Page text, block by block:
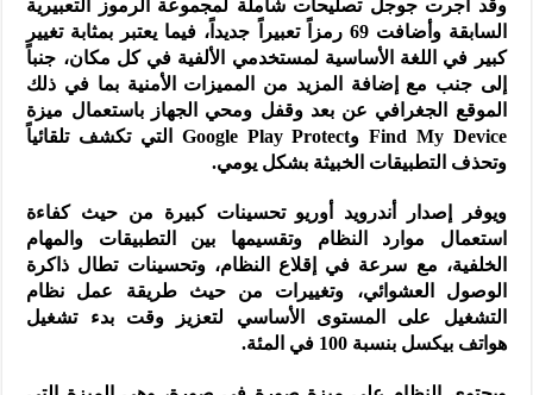
وقد أجرت جوجل تصليحات شاملة لمجموعة الرموز التعبيرية
السابقة وأضافت 69 رمزاً تعبيراً جديداً، فيما يعتبر بمثابة تغيير
كبير في اللغة الأساسية لمستخدمي الألفية في كل مكان، جنباً
إلى جنب مع إضافة المزيد من المميزات الأمنية بما في ذلك
الموقع الجغرافي عن بعد وقفل ومحي الجهاز باستعمال ميزة
Find My Device وGoogle Play Protect التي تكشف تلقائياً
وتحذف التطبيقات الخبيثة بشكل يومي.
ويوفر إصدار أندرويد أوريو تحسينات كبيرة من حيث كفاءة
استعمال موارد النظام وتقسيمها بين التطبيقات والمهام
الخلفية، مع سرعة في إقلاع النظام، وتحسينات تطال ذاكرة
الوصول العشوائي، وتغييرات من حيث طريقة عمل نظام
التشغيل على المستوى الأساسي لتعزيز وقت بدء تشغيل
هواتف بيكسل بنسبة 100 في المئة.